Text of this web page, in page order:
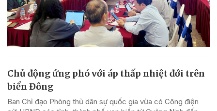
Chủ động ứng phó với áp thấp nhiệt đới trên
biển Đông
Ban Chỉ đạo Phòng thủ dân sự quốc gia vừa có Công điện